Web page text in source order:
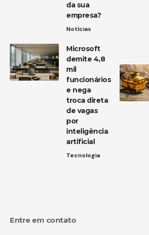
da sua
empresa?
Notícias
Microsoft
demite 4,8
mil
funcionários
e nega
troca direta
de vagas
por
inteligência
artificial
Tecnologia
Entre em contato